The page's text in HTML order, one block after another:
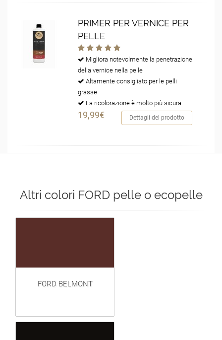
PRIMER PER VERNICE PER
PELLE
Migliora notevolmente la penetrazione
della vernice nella pelle
Altamente consigliato per le pelli
grasse
La ricolorazione è molto più sicura
19,99€ Dettagli del prodotto
Altri colori FORD pelle o ecopelle
FORD BELMONT